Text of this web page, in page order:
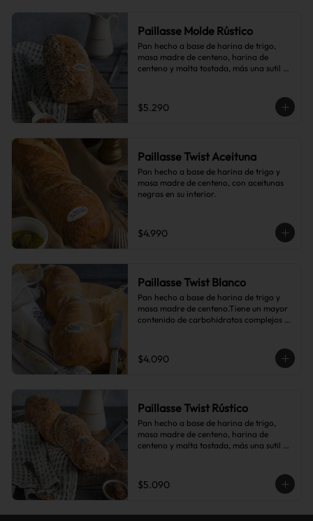
Paillasse Molde Rústico
Pan hecho a base de harina de trigo,
masa madre de centeno, harina de
centeno y malta tostada, más una sutil
tostado y frutos secos.
$5.290
Paillasse Twist Aceituna
Pan hecho a base de harina de trigo y
masa madre de centeno, con aceitunas
negras en su interior.
$4.990
Paillasse Twist Blanco
Pan hecho a base de harina de trigo y
masa madre de centeno.Tiene un mayor
contenido de carbohidratos complejos
$4.090
Paillasse Twist Rústico
Pan hecho a base de harina de trigo,
masa madre de centeno, harina de
centeno y malta tostada, más una sutil
tostado y frutos secos.
$5.090